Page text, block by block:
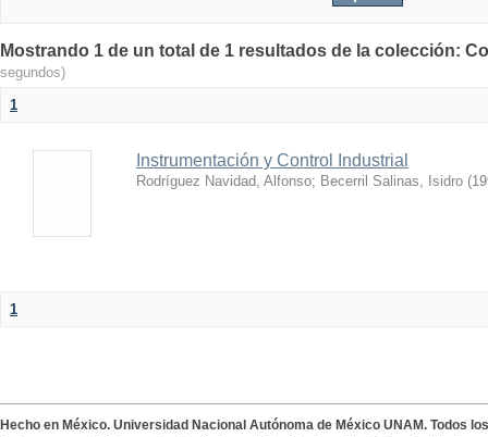
Mostrando 1 de un total de 1 resultados de la colección:
segundos)
1
Instrumentación y Control Industrial
Rodríguez Navidad, Alfonso; Becerril Salinas, Isidro (
1
Hecho en México. Universidad Nacional Autónoma de México UNAM. Todos